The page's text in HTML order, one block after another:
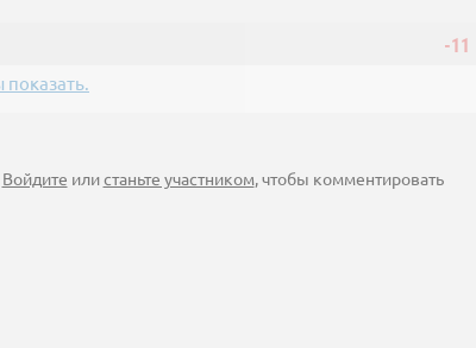
-11
Войдите илистаньте участником, чтобы комментировать